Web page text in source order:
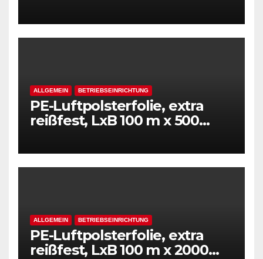
ALLGEMEIN BETRIEBSEINRICHTUNG
PE-Luftpolsterfolie, extra
reißfest, LxB 100 m x 500
Folie, transparent
ALLGEMEIN BETRIEBSEINRICHTUNG
PE-Luftpolsterfolie, extra
reißfest, LxB 100 m x 2000